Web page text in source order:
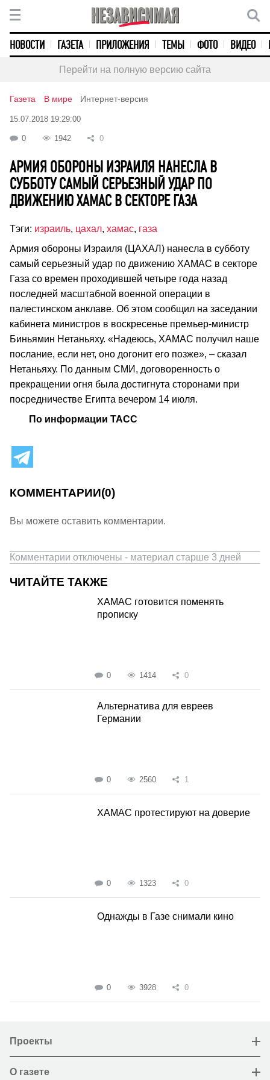
НОВОСТИ ГАЗЕТА ПРИЛОЖЕНИЯ ТЕМЫ ФОТО ВИДЕО
Перейти на полную версию сайта
Газета В мире Интернет-версия
15.07.2018 19:29:00
0 1942 0
АРМИЯ ОБОРОНЫ ИЗРАИЛЯ НАНЕСЛА В
СУББОТУ САМЫЙ СЕРЬЕЗНЫЙ УДАР ПО
ДВИЖЕНИЮ ХАМАС В СЕКТОРЕ ГАЗА
Тэги: израиль, цахал, хамас, газа
Армия обороны Израиля (ЦАХАЛ) нанесла в субботу
самый серьезный удар по движению ХАМАС в секторе
Газа со времен проходившей четыре года назад
последней масштабной военной операции в
палестинском анклаве. Об этом сообщил на заседании
кабинета министров в воскресенье премьер-министр
Биньямин Нетаньяху. «Надеюсь, ХАМАС получил наше
послание, если нет, оно догонит его позже», – сказал
Нетаньяху. По данным СМИ, договоренность о
прекращении огня была достигнута сторонами при
посредничестве Египта вечером 14 июля.
По информации ТАСС
КОММЕНТАРИИ(0)
Вы можете оставить комментарии.
Комментарии отключены - материал старше 3 дней
ЧИТАЙТЕ ТАКЖЕ
ХАМАС готовится поменять
прописку
0 1414 0
Альтернатива для евреев
Германии
0 2560 1
ХАМАС протестируют на доверие
0 1323 0
Однажды в Газе снимали кино
0 3928 0
Проекты
О газете